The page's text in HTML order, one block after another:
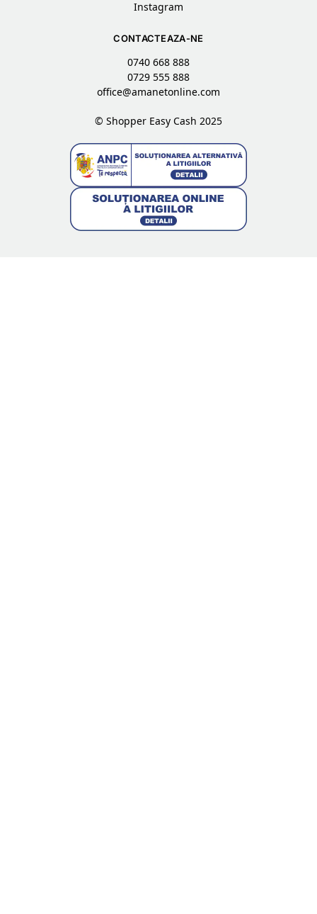
Instagram
CONTACTEAZA-NE
0740 668 888
0729 555 888
office@amanetonline.com
© Shopper Easy Cash 2025